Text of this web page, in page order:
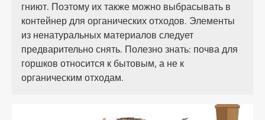
гниют. Поэтому их также можно выбрасывать в
контейнер для органических отходов. Элементы
из ненатуральных материалов следует
предварительно снять. Полезно знать: почва для
горшков относится к бытовым, а не к
органическим отходам.